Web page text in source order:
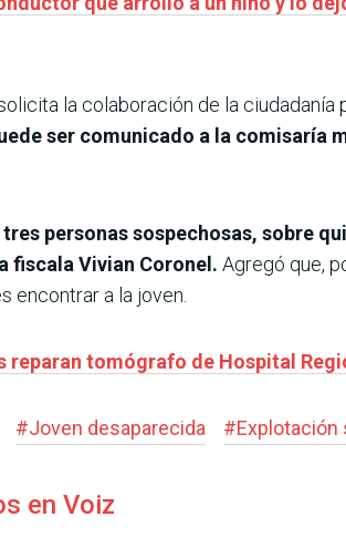
la colaboración de la
ser comunicado a la comisaría
personas sospechosas, sobre
fiscala Vivian Coronel. Agregó que,
encontrar a la joven.
reparan tomógrafo de Hospital
#Joven desaparecida #Explotación
en Voiz